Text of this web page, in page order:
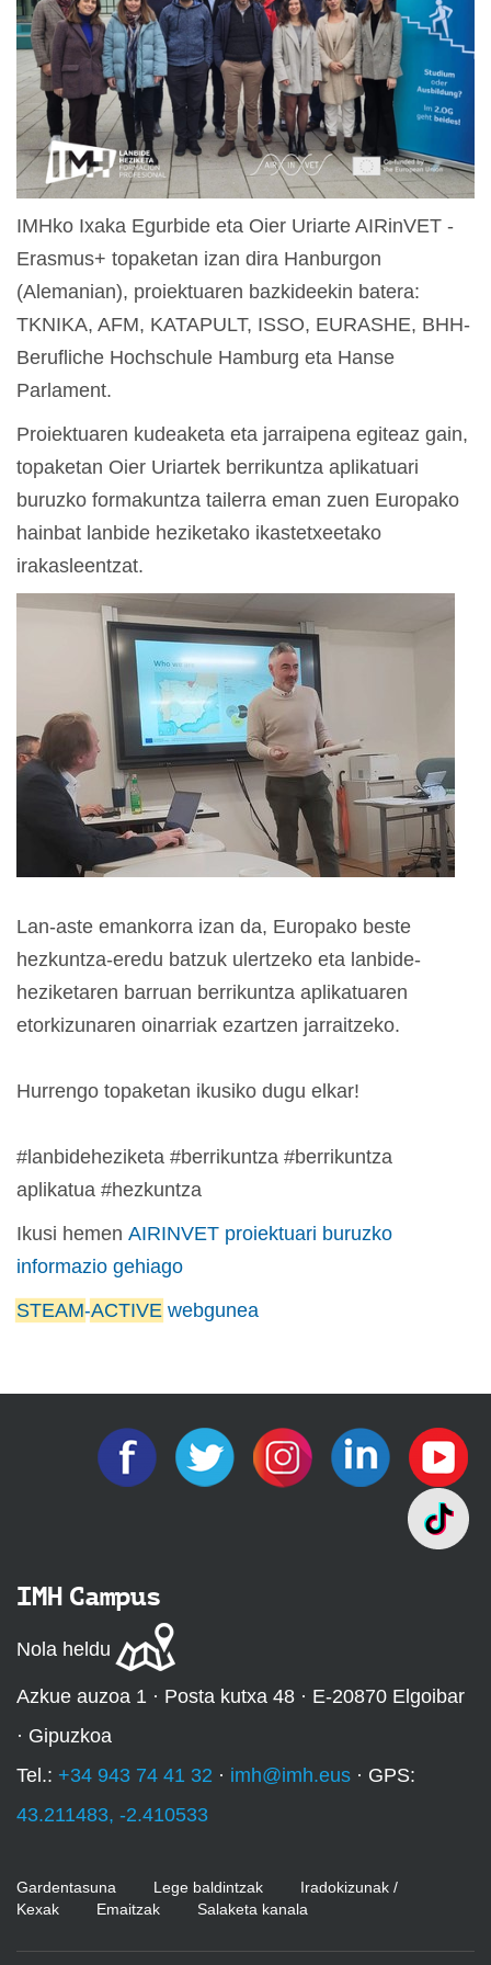
IMHko Ixaka Egurbide eta Oier Uriarte AIRinVET -
Erasmus+ topaketan izan dira Hanburgon
(Alemanian), proiektuaren bazkideekin batera:
TKNIKA, AFM, KATAPULT, ISSO, EURASHE, BHH-
Berufliche Hochschule Hamburg eta Hanse
Parlament.
Proiektuaren kudeaketa eta jarraipena egiteaz gain,
topaketan Oier Uriartek berrikuntza aplikatuari
buruzko formakuntza tailerra eman zuen Europako
hainbat lanbide heziketako ikastetxeetako
irakasleentzat.
Lan-aste emankorra izan da, Europako beste
hezkuntza-eredu batzuk ulertzeko eta lanbide-
heziketaren barruan berrikuntza aplikatuaren
etorkizunaren oinarriak ezartzen jarraitzeko.
Hurrengo topaketan ikusiko dugu elkar!
#lanbideheziketa #berrikuntza #berrikuntza
aplikatua #hezkuntza
Ikusi hemen AIRINVET proiektuari buruzko
informazio gehiago
STEAM-ACTIVE webgunea
IMH Campus
Nola heldu
Azkue auzoa 1 · Posta kutxa 48 · E-20870 Elgoibar
· Gipuzkoa
Tel.: +34 943 74 41 32 · imh@imh.eus · GPS:
43.211483, -2.410533
Gardentasuna Lege baldintzak
Iradokizunak /
Kexak
Emaitzak Salaketa kanala